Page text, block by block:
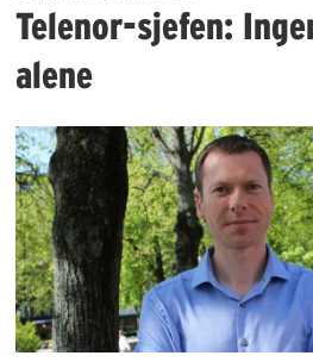
Telenor-sjefen:
alene